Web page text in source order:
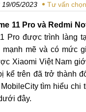
19/05/2023 Tư vấn
11 Pro và Redmi
Pro được trình làng
mẽ và có mức
Xiaomi Việt Nam
kể trên đã trở thành
tìm hiểu
đây.